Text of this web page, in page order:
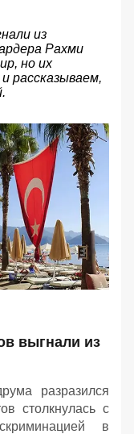
из
Рахми
но их
рассказываем,
выгнали из
разразился
столкнулась с
в